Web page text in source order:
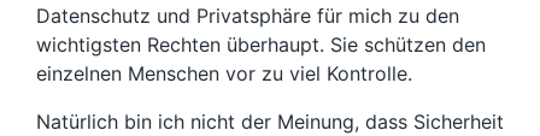
Datenschutz und Privatsphäre für mich zu den
wichtigsten Rechten überhaupt. Sie schützen den
einzelnen Menschen vor zu viel Kontrolle.
Natürlich bin ich nicht der Meinung, dass Sicherheit